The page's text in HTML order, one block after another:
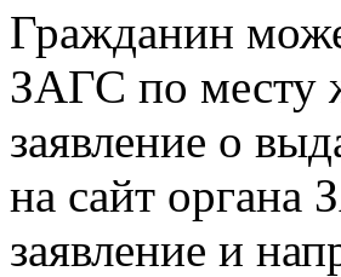
Гражданин
ЗАГС по месту
заявление о
на сайт органа
заявление и